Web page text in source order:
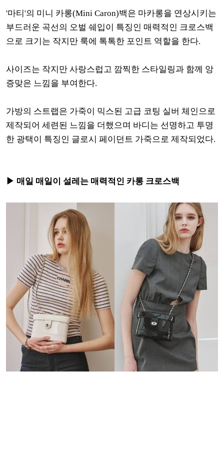
'마티'의 미니 카롱(Mini Caron)백은 마카롱을 연상시키는
부드러운 곡선의 오벌 쉐입이 특징인 매력적인 크로스백
으로 크기는 작지만 룩에 톡톡한 포인트 역할을 한다.
사이즈는 작지만 사랑스럽고 깜찍한 스타일링과 함께 앙
증맞은 느낌을 부여한다.
가방의 스트랩은 가죽이 믹스된 고급 코팅 실버 체인으로
제작되어 세련된 느낌을 더했으며 바디는 선명하고 투명
한 광택이 특징인 글로시 페이던트 가죽으로 제작되었다.
▶ 매일 매일이 설레는 매력적인 카롱 크로스백